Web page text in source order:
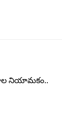
నియామ‌కం..